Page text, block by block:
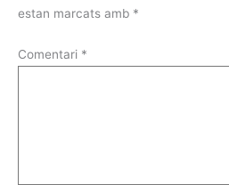
estan marcats amb *
Comentari *